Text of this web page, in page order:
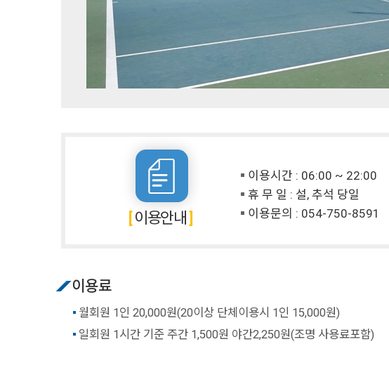
이용안내
이용시간 : 06:00 ~ 22:00
휴 무 일 : 설, 추석 당일
이용문의 : 054-750-8591
이용료
월회원 1인 20,000원(20이상 단체이용시 1인 15,000원)
일회원 1시간 기준 주간 1,500원 야간2,250원(조명 사용료포함)